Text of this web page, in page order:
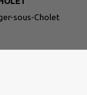
sous-Cholet